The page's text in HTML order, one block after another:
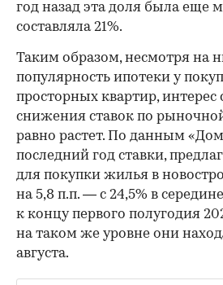
год назад эта доля была еще
составляла 21%.
Таким образом, несмотря на
популярность ипотеки у
просторных квартир, интерес
снижения ставок по
равно растет. По данным
последний год ставки,
для покупки жилья в
на 5,8 п.п. — с 24,5% в
к концу первого полугодия
на таком же уровне они
августа.